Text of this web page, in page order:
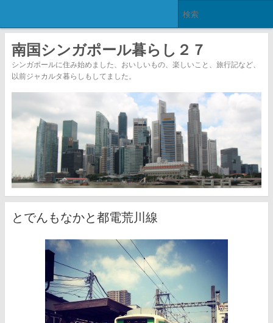
南国シンガポール暮らし２７
シンガポールに住み始めました、おいしいもの、楽しいこと、旅行記など、
以前ジャカルタ暮らしもしてました。
とでんもなかと都電荒川線